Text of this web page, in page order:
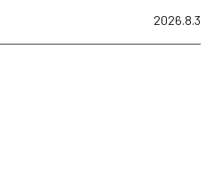
2026.8.3